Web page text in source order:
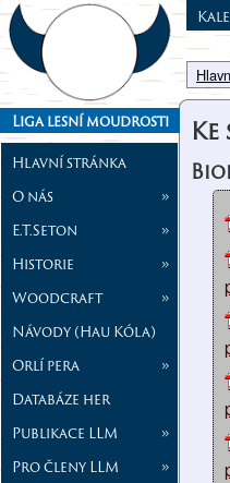
Liga lesní moudrosti
Hlavní stránka
O nás
»
E.T.Seton
»
Historie
»
Woodcraft
»
Návody (Hau Kóla)
Orlí pera
»
Databáze her
Publikace LLM
»
Pro členy LLM
»